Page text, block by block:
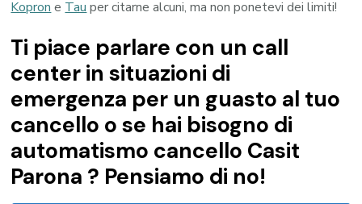
Kopron e Tau per citarne alcuni, ma non ponetevi dei limiti!
Ti piace parlare con un call
center in situazioni di
emergenza per un guasto al tuo
cancello o se hai bisogno di
automatismo cancello Casit
Parona ? Pensiamo di no!